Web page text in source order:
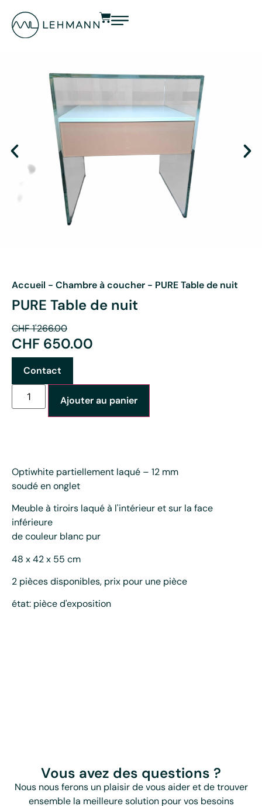
Accueil - Chambre à coucher - PURE Table de nuit
PURE Table de nuit
CHF1'266.00
CHF 650.00
Contact
Ajouter au panier
Optiwhite partiellement laqué – 12 mm
soudé en onglet
Meuble à tiroirs laqué à l'intérieur et sur la face
inférieure
de couleur blanc pur
48 x 42 x 55 cm
2 pièces disponibles, prix pour une pièce
état: pièce d'exposition
Vous avez des questions ?
Nous nous ferons un plaisir de vous aider et de trouver
ensemble la meilleure solution pour vos besoins